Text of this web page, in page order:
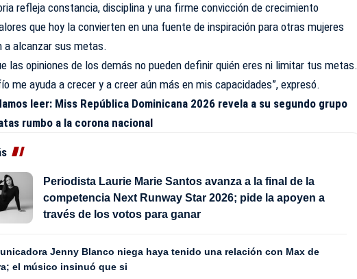
refleja constancia, disciplina y una firme convicción de crecimiento
que hoy la convierten en una fuente de inspiración para otras mujeres
a alcanzar sus metas.
las opiniones de los demás no pueden definir quién eres ni limitar tus metas.
me ayuda a crecer y a creer aún más en mis capacidades”, expresó.
leer: Miss República Dominicana 2026 revela a su segundo grupo
rumbo a la corona nacional
Periodista Laurie Marie Santos avanza a la final de la
competencia Next Runway Star 2026; pide la apoyen a
través de los votos para ganar
Jenny Blanco niega haya tenido una relación con Max de
el músico insinuó que si